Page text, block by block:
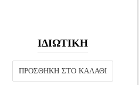
ΙΔΙΩΤΙΚΗ
ΠΡΟΣΘΉΚΗ ΣΤΟ ΚΑΛΆΘΙ